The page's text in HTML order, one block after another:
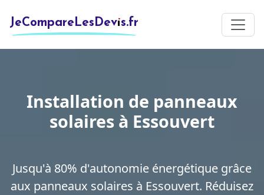
JeCompareLesDevis.fr
Installation de panneaux
solaires à Essouvert
Jusqu'à 80% d'autonomie énergétique grâce
aux panneaux solaires à Essouvert. Réduisez